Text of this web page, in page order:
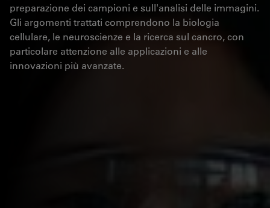
preparazione dei campioni e sull'analisi delle immagini.
Gli argomenti trattati comprendono la biologia
cellulare, le neuroscienze e la ricerca sul cancro, con
particolare attenzione alle applicazioni e alle
innovazioni più avanzate.